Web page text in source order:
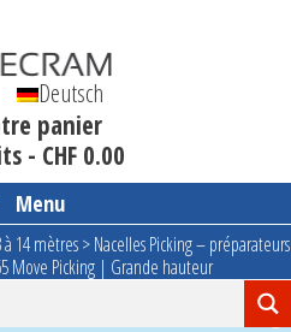
Deutsch
panier
- CHF 0.00
Menu
14 mètres>Nacelles Picking – préparateurs
Move Picking | Grande hauteur
65 Move Picking